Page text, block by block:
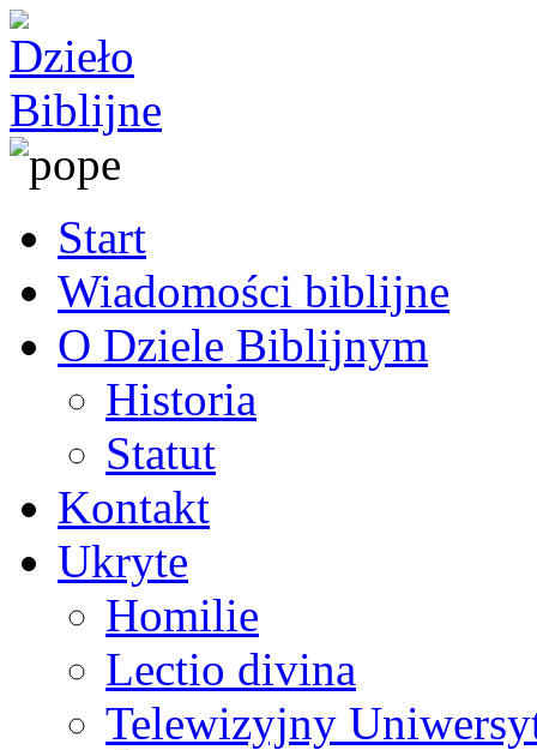
Start
Wiadomości biblijne
O Dziele Biblijnym
Historia
Statut
Kontakt
Ukryte
Homilie
Lectio divina
Telewizyjny